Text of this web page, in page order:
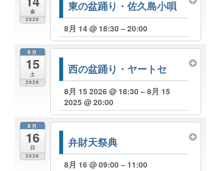
金
2026
東の盆踊り・佐久島小唄
8月 14 @ 18:30 – 20:00
8月
15
土
2026
西の盆踊り・ヤートセ
8月 15 2026 @ 18:30 – 8月 15
2025 @ 20:00
8月
16
日
2026
弁財天祭典
8月 16 @ 09:00 – 11:00